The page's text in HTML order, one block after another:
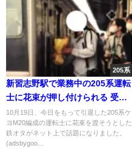
205系
新習志野駅で業務中の205系運転
士に花束が押し付けられる 受け
取りを拒否した結果鉄オタがブ
チ切れ
10月19日、今日をもって引退した205系ケ
ヨM20編成の運転士に花束を渡そうとした
鉄オタがネット上で話題になりました。
(adsbygoo...